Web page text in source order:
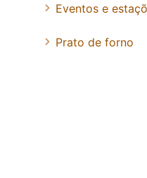
Eventos e
Prato de forno